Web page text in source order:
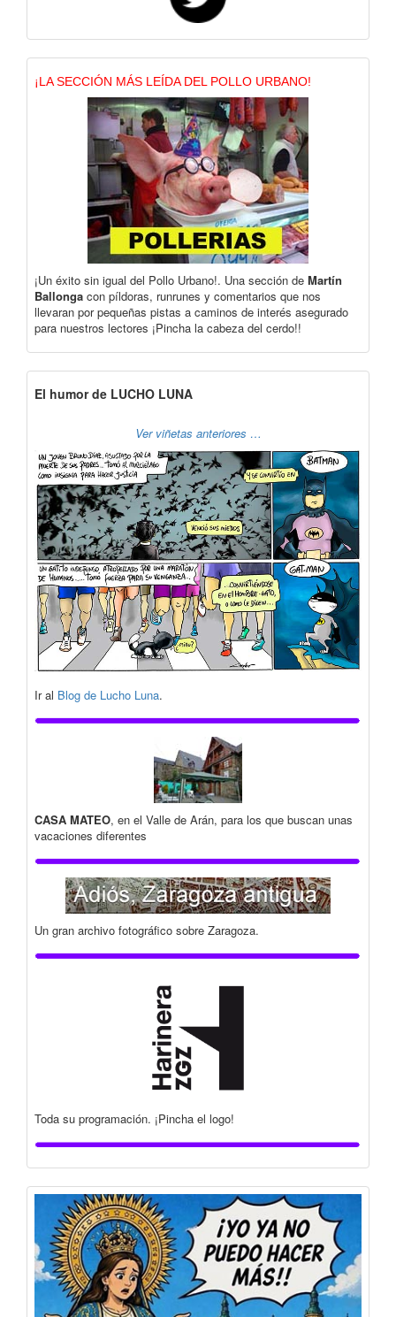
¡LA SECCIÓN MÁS LEÍDA DEL POLLO URBANO!
¡Un éxito sin igual del Pollo Urbano!. Una sección de Martín
Ballonga con píldoras, runrunes y comentarios que nos
llevaran por pequeñas pistas a caminos de interés asegurado
para nuestros lectores ¡Pincha la cabeza del cerdo!!
El humor de LUCHO LUNA
Ver viñetas anteriores …
Ir al Blog de Lucho Luna.
CASA MATEO, en el Valle de Arán, para los que buscan unas
vacaciones diferentes
Un gran archivo fotográfico sobre Zaragoza.
Toda su programación. ¡Pincha el logo!